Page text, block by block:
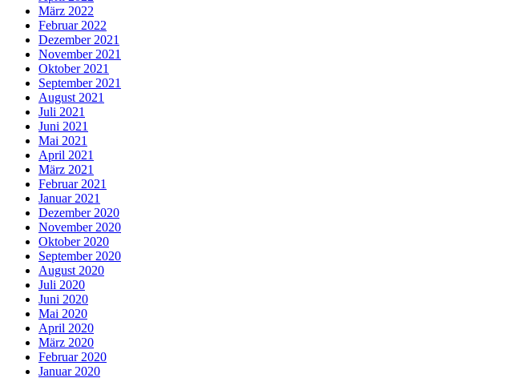
März 2022
Februar 2022
Dezember 2021
November 2021
Oktober 2021
September 2021
August 2021
Juli 2021
Juni 2021
Mai 2021
April 2021
März 2021
Februar 2021
Januar 2021
Dezember 2020
November 2020
Oktober 2020
September 2020
August 2020
Juli 2020
Juni 2020
Mai 2020
April 2020
März 2020
Februar 2020
Januar 2020